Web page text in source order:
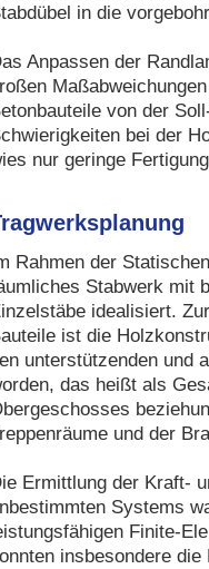
in die
Anpassen der
von der
bei der
nur geringe
Rahmen der
Stabwerk mit
idealisiert.
ist die
unterstützenden und
das heißt als
und der
Ermittlung der Kraft-
Systems
Finite-
insbesondere